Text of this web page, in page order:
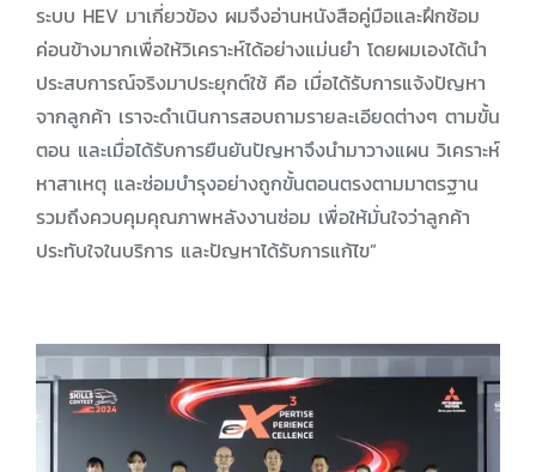
ระบบ HEV มาเกี่ยวข้อง ผมจึงอ่านหนังสือคู่มือและฝึกซ้อม
ค่อนข้างมากเพื่อให้วิเคราะห์ได้อย่างแม่นยำ โดยผมเองได้นำ
ประสบการณ์จริงมาประยุกต์ใช้ คือ เมื่อได้รับการแจ้งปัญหา
จากลูกค้า เราจะดำเนินการสอบถามรายละเอียดต่างๆ ตามขั้น
ตอน และเมื่อได้รับการยืนยันปัญหาจึงนำมาวางแผน วิเคราะห์
หาสาเหตุ และซ่อมบำรุงอย่างถูกขั้นตอนตรงตามมาตรฐาน
รวมถึงควบคุมคุณภาพหลังงานซ่อม เพื่อให้มั่นใจว่าลูกค้า
ประทับใจในบริการ และปัญหาได้รับการแก้ไข”